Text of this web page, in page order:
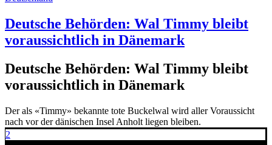
Deutsche Behörden: Wal Timmy bleibt
voraussichtlich in Dänemark
Deutsche Behörden: Wal Timmy bleibt
voraussichtlich in Dänemark
Der als «Timmy» bekannte tote Buckelwal wird aller Voraussicht
nach vor der dänischen Insel Anholt liegen bleiben.
2